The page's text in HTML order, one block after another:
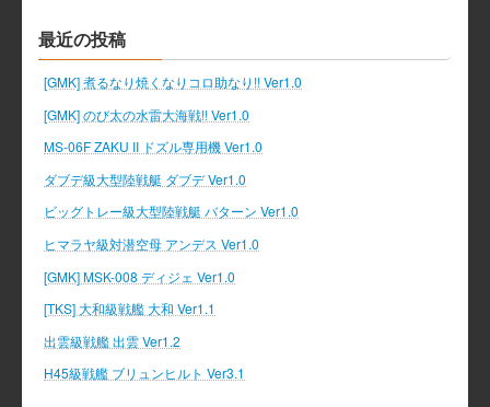
最近の投稿
[GMK] 煮るなり焼くなりコロ助なり!! Ver1.0
[GMK] のび太の水雷大海戦!! Ver1.0
MS-06F ZAKU II ドズル専用機 Ver1.0
ダブデ級大型陸戦艇 ダブデ Ver1.0
ビッグトレー級大型陸戦艇 バターン Ver1.0
ヒマラヤ級対潜空母 アンデス Ver1.0
[GMK] MSK-008 ディジェ Ver1.0
[TKS] 大和級戦艦 大和 Ver1.1
出雲級戦艦 出雲 Ver1.2
H45級戦艦 ブリュンヒルト Ver3.1